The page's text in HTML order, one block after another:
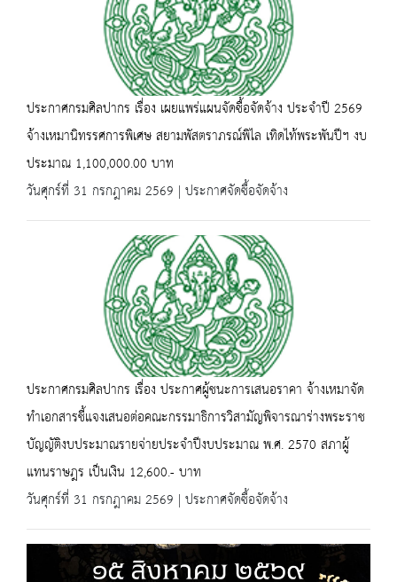
ประกาศกรมศิลปากร เรื่อง เผยแพร่แผนจัดซื้อจัดจ้าง ประจำปี 2569
จ้างเหมานิทรรศการพิเศษ สยามพัสตราภรณ์พิไล เทิดไท้พระพันปีฯ งบ
ประมาณ 1,100,000.00 บาท
วันศุกร์ที่ 31 กรกฎาคม 2569 | ประกาศจัดซื้อจัดจ้าง
ประกาศกรมศิลปากร เรื่อง ประกาศผู้ชนะการเสนอราคา จ้างเหมาจัด
ทำเอกสารชี้แจงเสนอต่อคณะกรรมาธิการวิสามัญพิจารณาร่างพระราช
บัญญัติงบประมาณรายจ่ายประจำปีงบประมาณ พ.ศ. 2570 สภาผู้
แทนราษฎร เป็นเงิน 12,600.- บาท
วันศุกร์ที่ 31 กรกฎาคม 2569 | ประกาศจัดซื้อจัดจ้าง